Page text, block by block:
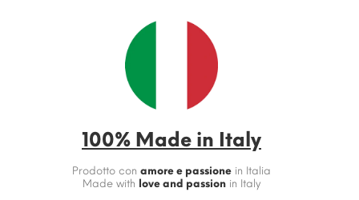
100% Made in Italy
Prodotto con amore e passione in Italia
Made with love and passionin Italy